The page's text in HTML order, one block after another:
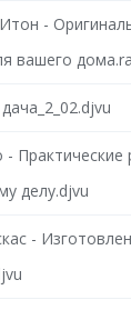
-
вашего
- Практические
делу.djvu
-